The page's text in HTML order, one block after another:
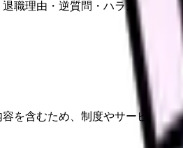
職理由・逆質問・ハラスメント対
を含むため、制度やサービスの